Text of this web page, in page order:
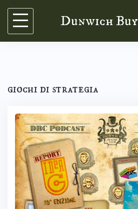
Skip
content
Dunwich
giochi di strategia